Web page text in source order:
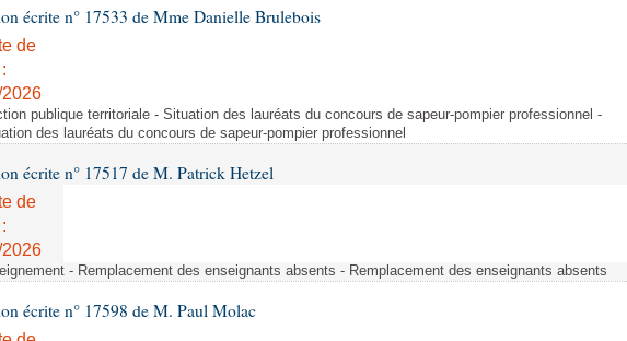
écrite n° 17533 de Mme Danielle Brulebois
de
publique territoriale - Situation des lauréats du concours de sapeur-pompier professionnel -
des lauréats du concours de sapeur-pompier professionnel
écrite n° 17517 de M. Patrick Hetzel
de
- Remplacement des enseignants absents - Remplacement des enseignants absents
écrite n° 17598 de M. Paul Molac